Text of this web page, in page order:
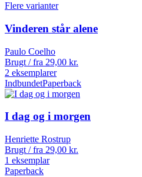
Flere varianter
Vinderen står alene
Paulo Coelho
Brugt / fra 29,00 kr.
2 eksemplarer
IndbundetPaperback
I dag og i morgen
Henriette Rostrup
Brugt / fra 29,00 kr.
1 eksemplar
Paperback